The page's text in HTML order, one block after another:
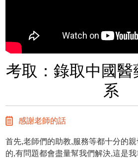
考取：錄取中國醫
系
感謝老師的話
首先,老師們的助教,服務等都十分的
的,有問題都會盡量幫我們解決,這是